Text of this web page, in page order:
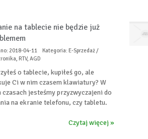
na tablecie nie będzie już
2018-04-11
Kategoria: E-Sprzedaż /
RTV, AGD
o tablecie, kupiłeś go, ale
Ci w nim czasem klawiatury? W
czasach jesteśmy przyzwyczajeni do
na ekranie telefonu, czy tabletu.
Czytaj więcej »